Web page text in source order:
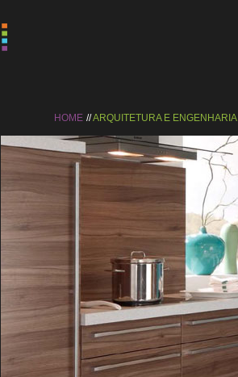
HOME ARQUITETURA E ENGENHARIA